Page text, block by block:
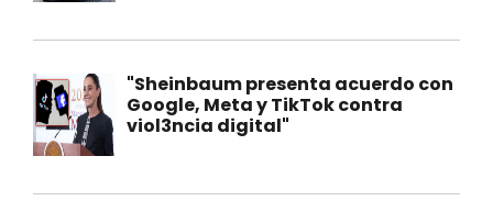
"Sheinbaum presenta acuerdo con
Google, Meta y TikTok contra
viol3ncia digital"